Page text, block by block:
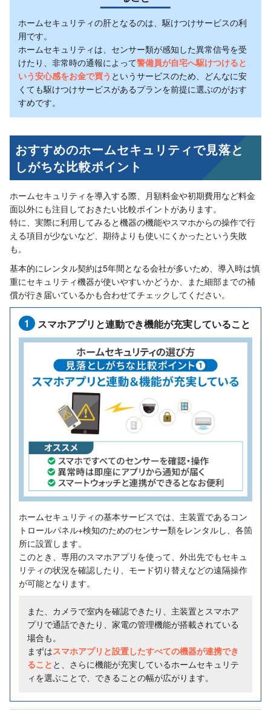
ホームセキュリティの肝となるのは、駆けつけサービスの利
用です。
ホームセキュリティは、センサー類が感知した異常信号を受
けたり、非常時の通報によって警備員が自宅へ駆けつけると
いう安心感をお金で買う というサービスのため、どんなに安
くても駆けつけサービスがあるプランを前提に選ぶのがおす
すめです。
おすすめのホームセキュリティで見落と
しがちな比較ポイント
ホームセキュリティを導入する際、月額料金や初期費用など料金
面以外にも注目しておきたい比較ポイントがあります。
特に、実際に利用してみると機器の機能やスマホからの操作で行
える項目が少ないなど、期待よりも使いにくかったという失敗
も。
基本的にレンタル契約は5年間となる会社が多いため、導入時は慎
重にセキュリティ機器が使いやすいかどうか、また細部までの補
償が行き届いているかも合わせてチェックしてください。
1 スマホアプリと連動でき機能が充実していること
ホームセキュリティの基本サービスでは、主装置であるコン
トロールパネル+検知のためのセンサー類をレンタルし、各箇
所に設置します。
このとき、専用のスマホアプリを使って、外出先でもセキュ
リティの状況を確認したり、モード切り替えなどの遠隔操作
が可能となります。
また、カメラで室内を確認できたり、主装置とスマホア
プリで通話できたり、家電の管理機能が搭載されている
場合も。
まずはスマホアプリと設置したすべての機器が連携でき
ること と、さらに機能が充実しているホームセキュリテ
ィを選ぶことで、できることの幅が広がります。